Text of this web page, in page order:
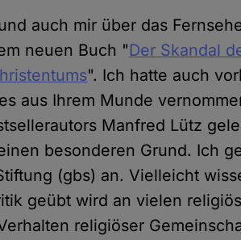
auch mir über das
neuen Buch "Der Skandal
". Ich hatte auch
aus Ihrem Munde
Manfred Lütz
besonderen Grund. Ich
(gbs) an. Vielleicht
geübt wird an vielen
religiöser